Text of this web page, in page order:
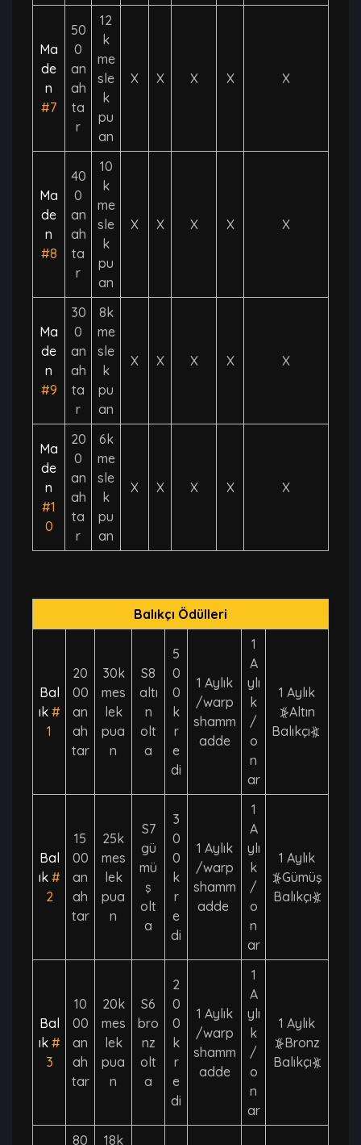
Ma
de
n
#7
50
0
an
ah
ta
r
12
k
me
sle
k
pu
an
X X X X X
Ma
de
n
#8
40
0
an
ah
ta
r
10
k
me
sle
k
pu
an
X X X X X
Ma
de
n
#9
30
0
an
ah
ta
r
8k
me
sle
k
pu
an
X X X X X
Ma
de
n
#1
0
20
0
an
ah
ta
r
6k
me
sle
k
pu
an
X X X X X
Balıkçı Ödülleri
Bal
ık #
1
20
00
an
ah
tar
30k
mes
lek
pua
n
S8
altı
n
olt
a
5
0
0
k
r
e
di
1 Aylık
/warp
shamm
adde
1
A
ylı
k
/
o
n
ar
1 Aylık
⦕Altın
Balıkçı⦖
Bal
ık #
2
15
00
an
ah
tar
25k
mes
lek
pua
n
S7
gü
mü
ş
olt
a
3
0
0
k
r
e
di
1 Aylık
/warp
shamm
adde
1
A
ylı
k
/
o
n
ar
1 Aylık
⦕Gümüş
Balıkçı⦖
Bal
ık #
3
10
00
an
ah
tar
20k
mes
lek
pua
n
S6
bro
nz
olt
a
2
0
0
k
r
e
di
1 Aylık
/warp
shamm
adde
1
A
ylı
k
/
o
n
ar
1 Aylık
⦕Bronz
Balıkçı⦖
80 18k